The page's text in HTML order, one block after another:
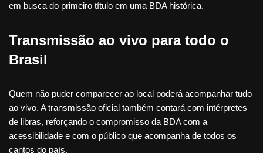
em busca do primeiro título em uma BDA histórica.
Transmissão ao vivo para todo o
Brasil
Quem não puder comparecer ao local poderá acompanhar tudo
ao vivo. A transmissão oficial também contará com intérpretes
de libras, reforçando o compromisso da BDA com a
acessibilidade e com o público que acompanha de todos os
cantos do país.